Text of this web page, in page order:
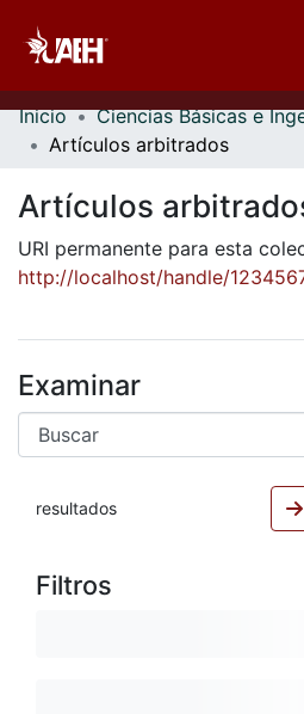
Comunidades
Inicio
Artículos arbitrados
Artículos
URI permanente para esta
http://localhost/handle/
Examinar
resultados
Filtros